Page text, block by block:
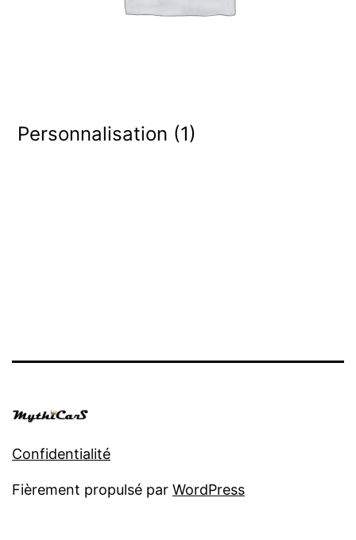
Personnalisation (1)
Confidentialité
Fièrement propulsé par WordPress